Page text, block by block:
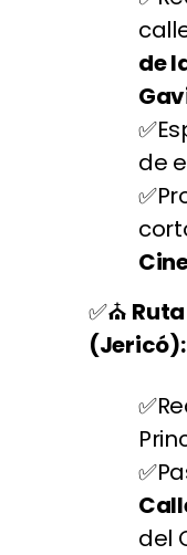
de
de
⛪
(Jericó):
del